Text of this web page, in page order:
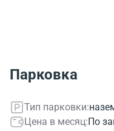
Парковка
Тип парковки:
Цена в месяц:По